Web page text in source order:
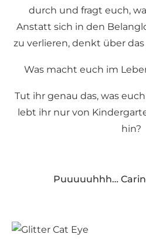
durch und fragt euch,
Anstatt sich in den
zu verlieren, denkt über das
Was macht euch im
Tut ihr genau das, was
lebt ihr nur von
hin?
Puuuuuhhh…